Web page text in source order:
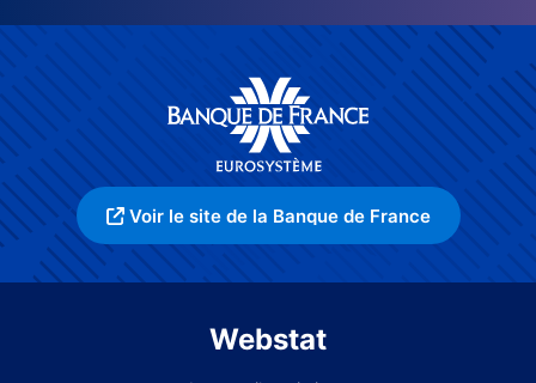
Voir le site de la Banque de France
Webstat